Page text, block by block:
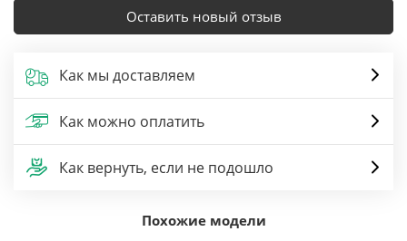
Оставить новый отзыв
Как мы доставляем
Как можно оплатить
Как вернуть, если не подошло
Похожие модели